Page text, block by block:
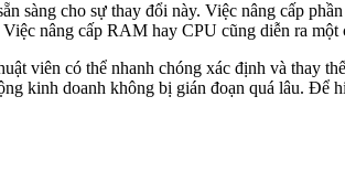
sàng cho sự thay đổi này. Việc nâng cấp
nâng cấp RAM hay CPU cũng diễn ra một
viên có thể nhanh chóng xác định và thay
kinh doanh không bị gián đoạn quá lâu. Để